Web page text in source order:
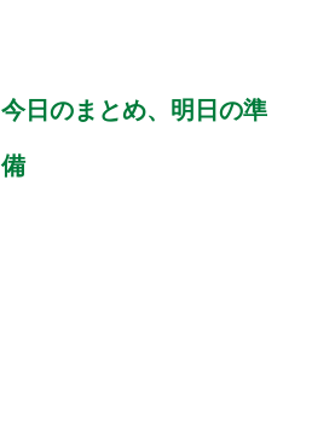
今日のまとめ、明日の準
備